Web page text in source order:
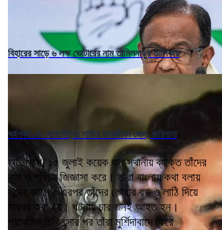
বিহারের সাড়ে ৬ লক্ষ ভোটারের নাম তামিলনাড়ুর তালিকায়
ধর্ষণকাণ্ডে দেবেগৌড়ার নাতির যাবজ্জীবন জেল, জরিমানা
অভিযোগ, ১৫ জুলাই কয়েক জন স্থানীয় ব্যক্তি তাঁদের
নাম ও পরিচয় জিজ্ঞাসা করে। তাঁরা বাংলায় কথা বলায়
সন্দেহ জাগে। এরপর তাঁদের লোহার রড ও লাঠি দিয়ে
মারধর করা হয়। ঘটনায় চার জনই আহত হন।
প্রাথমিক চিকিৎসার পর তাঁরা মুর্শিদাবাদে ফিরে